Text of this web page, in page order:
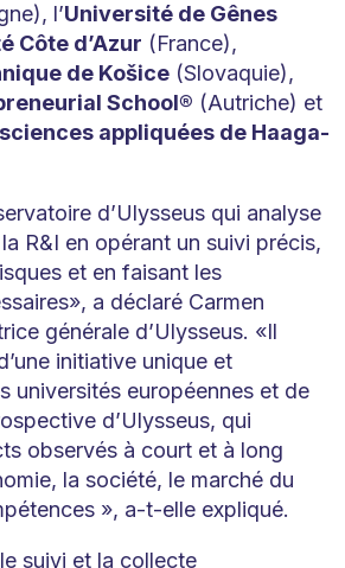
l’Université de Gênes
Côte d’Azur (France),
de Košice(Slovaquie),
School® (Autriche) et
appliquées de Haaga-
d’Ulysseus qui analyse
R&I en opérant un suivi précis,
et en faisant les
a déclaré Carmen
générale d’Ulysseus. «Il
initiative unique et
universités européennes et de
d’Ulysseus, qui
observés à court et à long
la société, le marché du
», a-t-elle expliqué.
suivi et la collecte